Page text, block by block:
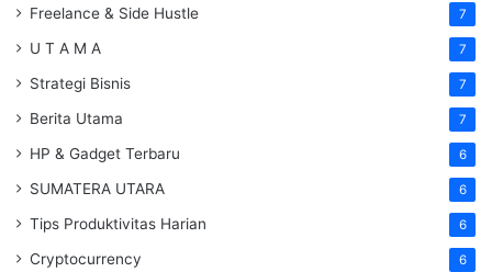
Freelance & Side Hustle 7
U T A M A 7
Strategi Bisnis 7
Berita Utama 7
HP & Gadget Terbaru 6
SUMATERA UTARA 6
Tips Produktivitas Harian 6
Cryptocurrency 6